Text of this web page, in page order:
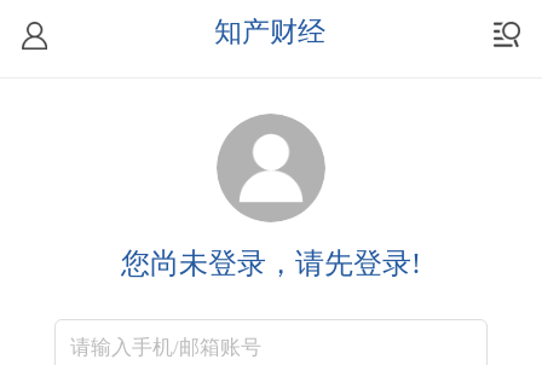
知产财经
您尚未登录，请先登录!